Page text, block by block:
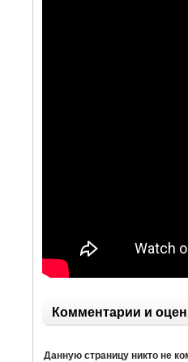
Комментарии и
Данную страницу никто не